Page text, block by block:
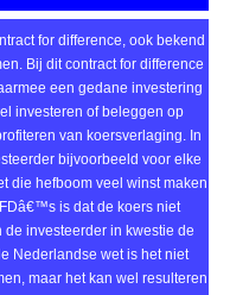
for difference, ook bekend
Bij dit contract for difference
een gedane investering
investeren of beleggen op
van koersverlaging. In
bijvoorbeeld voor elke
die hefboom veel winst maken
is dat de koers niet
investeerder in kwestie de
Nederlandse wet is het niet
maar het kan wel resulteren